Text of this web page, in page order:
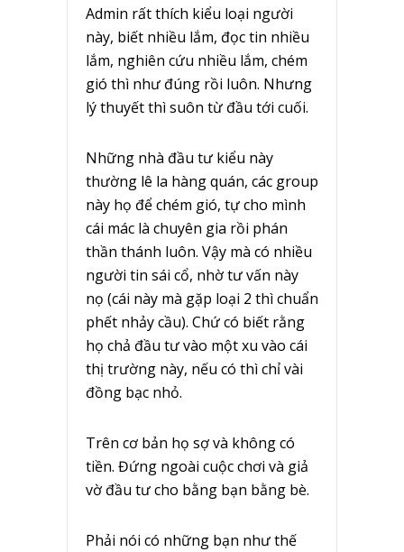
Admin rất thích kiểu loại người
này, biết nhiều lắm, đọc tin nhiều
lắm, nghiên cứu nhiều lắm, chém
gió thì như đúng rồi luôn. Nhưng
lý thuyết thì suôn từ đầu tới cuối.
Những nhà đầu tư kiểu này
thường lê la hàng quán, các group
này họ để chém gió, tự cho mình
cái mác là chuyên gia rồi phán
thần thánh luôn. Vậy mà có nhiều
người tin sái cổ, nhờ tư vấn này
nọ (cái này mà gặp loại 2 thì chuẩn
phết nhảy cầu). Chứ có biết rằng
họ chả đầu tư vào một xu vào cái
thị trường này, nếu có thì chỉ vài
đồng bạc nhỏ.
Trên cơ bản họ sợ và không có
tiền. Đứng ngoài cuộc chơi và giả
vờ đầu tư cho bằng bạn bằng bè.
Phải nói có những bạn như thế